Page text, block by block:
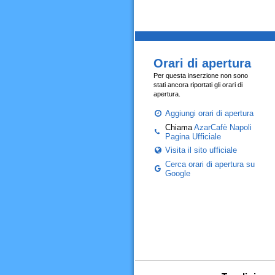
Orari di apertura
Per questa inserzione non sono
stati ancora riportati gli orari di
apertura.
Aggiungi orari di apertura
ChiamaAzarCafè Napoli
Pagina Ufficiale
Visita il sito ufficiale
Cerca orari di apertura su
Google